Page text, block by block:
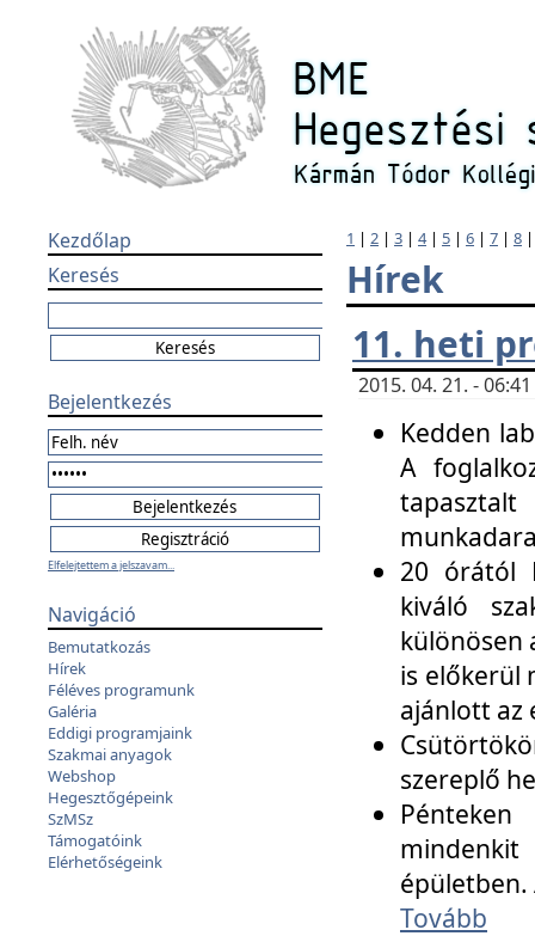
Kezdőlap
Keresés
Bejelentkezés
Elfelejtettem a jelszavam...
Navigáció
Bemutatkozás
Hírek
Féléves programunk
Galéria
Eddigi programjaink
Szakmai anyagok
Webshop
Hegesztőgépeink
SzMSz
Támogatóink
Elérhetőségeink
1 | 2 | 3 | 4| 5 | 6 | 7 | 8
Hírek
11. heti
2015. 04. 21. -
Kedden
A
20 órától
kiváló
különösen
is előkerül
ajánlott az
szereplő
épületben.
Tovább